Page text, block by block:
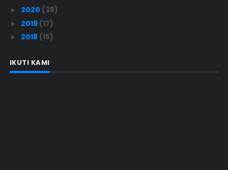
► 2020 (38)
► 2019 (17)
► 2018 (15)
IKUTI KAMI